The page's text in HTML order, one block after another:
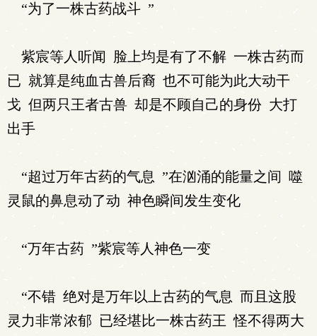
“为了一株古药战斗 ”
紫宸等人听闻 脸上均是有了不解 一株古药而
已 就算是纯血古兽后裔 也不可能为此大动干
戈 但两只王者古兽 却是不顾自己的身份 大打
出手
“超过万年古药的气息 ”在汹涌的能量之间 噬
灵鼠的鼻息动了动 神色瞬间发生变化
“万年古药 ”紫宸等人神色一变
“不错 绝对是万年以上古药的气息 而且这股
灵力非常浓郁 已经堪比一株古药王 怪不得两大